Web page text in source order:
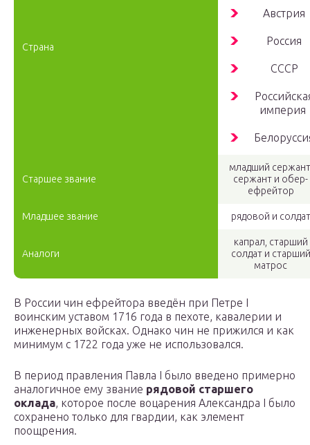
Страна
Австрия
Россия
СССР
империя
Старшее звание
младший
сержант и обер-
ефрейтор
Младшее звание рядовой и солдат
Аналоги
капрал, старший
солдат и старший
матрос
В России чин ефрейтора введён при Петре I
воинским уставом 1716 года в пехоте, кавалерии и
инженерных войсках. Однако чин не прижился и как
минимум с 1722 года уже не использовался.
В период правления Павла I было введено примерно
аналогичное ему звание рядовой старшего
оклада, которое после воцарения Александра I было
сохранено только для гвардии, как элемент
поощрения.